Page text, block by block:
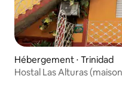
Hébergement ⋅ Trinidad
Hostal Las Alturas